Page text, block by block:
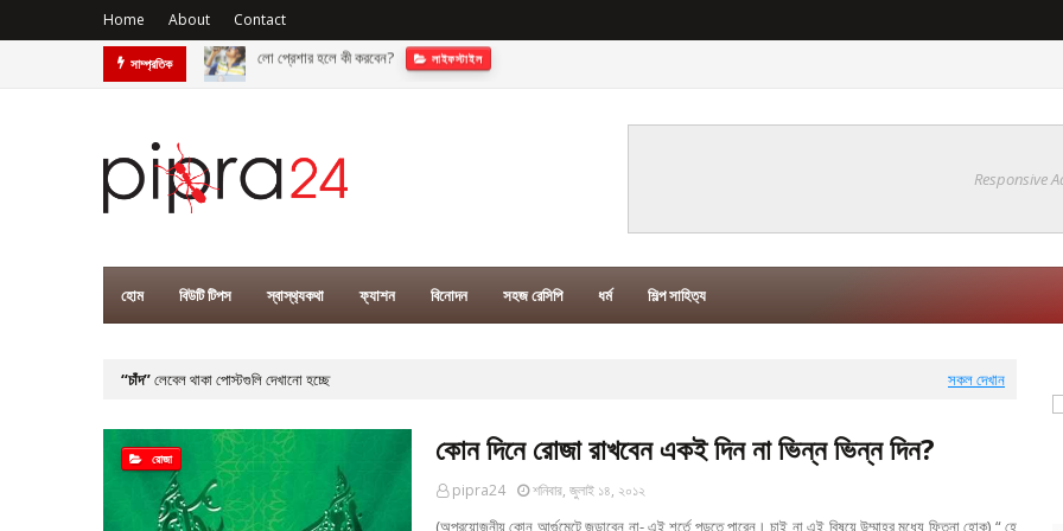
Home About Contact
সাম্প্রতিক
লো প্রেশার হলে কী করবেন? লাইফস্টাইল
ফ্যাশন ইন্ডাস্ট্রির বাঁকবদল ফ‍্যাশন
Responsive
হোম বিউটি টিপস স্বাস্থ‍্যকথা ফ্যাশন বিনোদন সহজ রেসিপি ধর্ম শিল্প সাহিত‍্য
চাঁদ লেবেল থাকা পোস্টগুলি দেখানো হচ্ছে সকল দেখান
রোজা কোন দিনে রোজা রাখবেন একই দিন না ভিন্ন ভিন্ন দিন?
pipra24 শনিবার, জুলাই ১৪, ২০১২
(অপ্রয়োজনীয় কোন আর্গুমেন্টে জড়াবেন না- এই শর্তে পড়তে পারেন। চাই না এই বিষয়ে উম্মাহর মধ্যে ফিতনা হোক) “ হে